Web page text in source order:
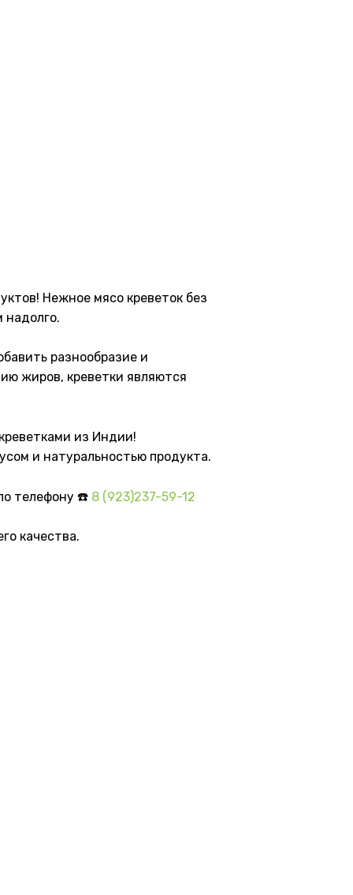
Нежное мясо креветок без
надолго.
разнообразие и
жиров, креветки являются
из Индии!
и натуральностью продукта.
телефону ☎️ 8 (923)237-59-12
качества.